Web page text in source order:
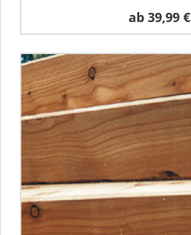
ab 39,99 €